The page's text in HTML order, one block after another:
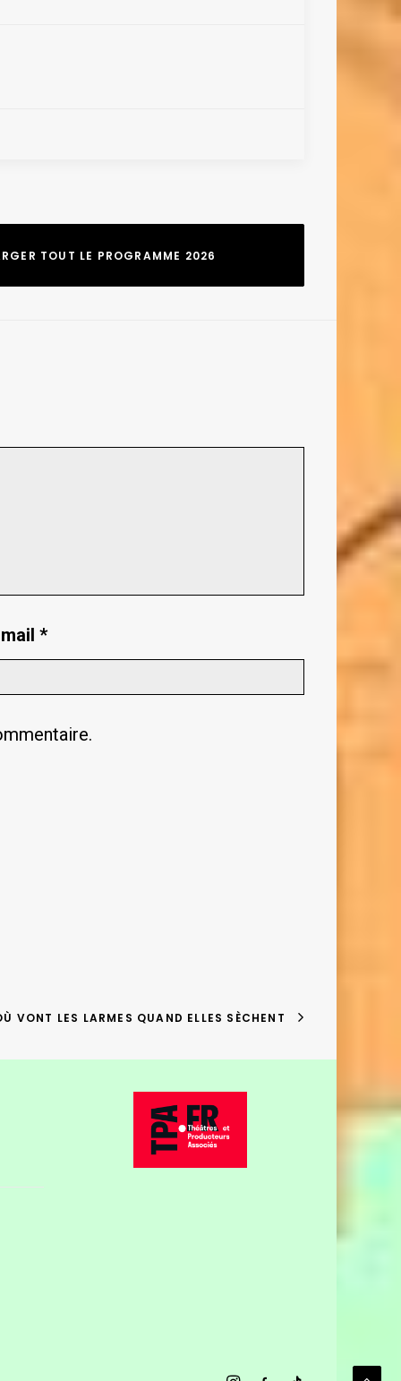
TOUT LE PROGRAMME 2026
*
VONT LES LARMES QUAND ELLES SÈCHENT